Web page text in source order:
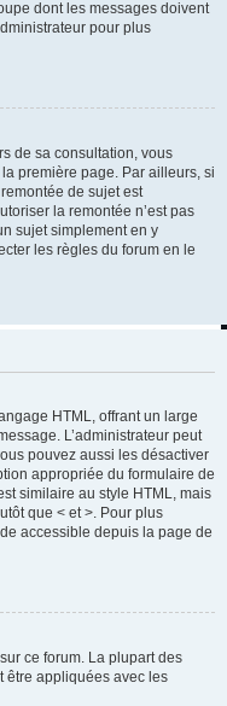
dont les messages doivent
pour plus
de sa consultation, vous
première page. Par ailleurs, si
de sujet est
la remontée n’est pas
sujet simplement en y
les règles du forum en le
HTML, offrant un large
L’administrateur peut
pouvez aussi les désactiver
appropriée du formulaire de
similaire au style HTML, mais
que < et >. Pour plus
accessible depuis la page de
ce forum. La plupart des
être appliquées avec les